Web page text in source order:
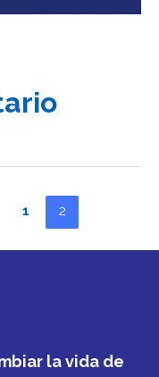
1 2
la vida de